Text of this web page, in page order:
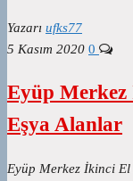
Yazarı ufks77
5 Kasım 2020 0
Eyüp
Eşya Alanlar
Eyüp Merkez İkinci